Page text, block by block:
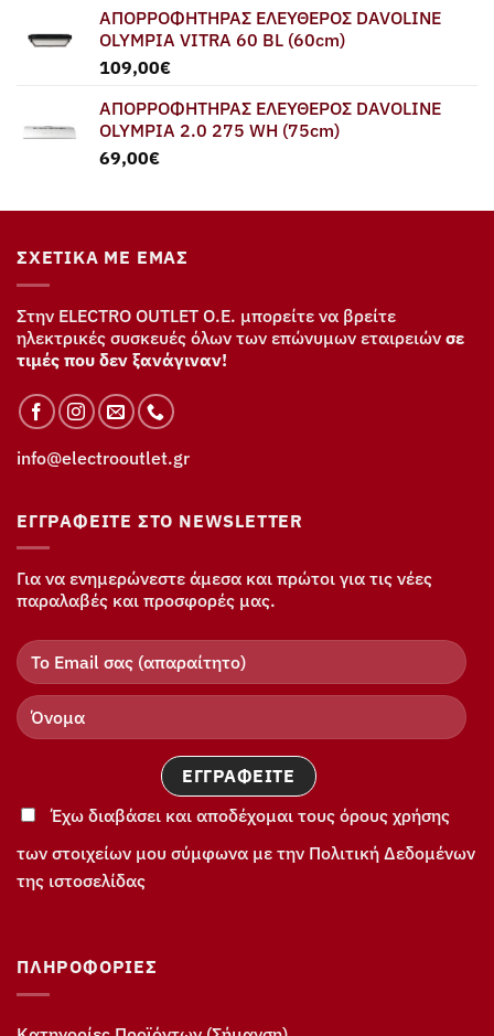
ΑΠΟΡΡΟΦΗΤΗΡΑΣ ΕΛΕΥΘΕΡΟΣ DAVOLINE
OLYMPIA VITRA 60 BL (60cm)
109,00€
ΑΠΟΡΡΟΦΗΤΗΡΑΣ ΕΛΕΥΘΕΡΟΣ DAVOLINE
OLYMPIA 2.0 275 WH (75cm)
69,00€
ΣΧΕΤΙΚΆ ΜΕ ΕΜΆΣ
Στην ELECTRO OUTLET Ο.Ε. μπορείτε να βρείτε
ηλεκτρικές συσκευές όλων των επώνυμων εταιρειών σε
τιμές που δεν ξανάγιναν!
info@electrooutlet.gr
ΕΓΓΡΑΦΕΊΤΕ ΣΤΟ NEWSLETTER
Για να ενημερώνεστε άμεσα και πρώτοι για τις νέες
παραλαβές και προσφορές μας.
Έχω διαβάσει και αποδέχομαι τους όρους χρήσης
των στοιχείων μου σύμφωνα με την Πολιτική Δεδομένων
της ιστοσελίδας
ΠΛΗΡΟΦΟΡΊΕΣ